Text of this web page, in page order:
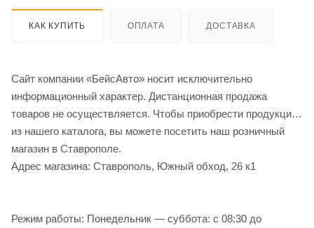
КАК КУПИТЬ ОПЛАТА ДОСТАВКА
Сайт компании «БейсАвто» носит исключительно
информационный характер. Дистанционная продажа
товаров не осуществляется. Чтобы приобрести продукцию
из нашего каталога, вы можете посетить наш розничный
магазин в Ставрополе.
Адрес магазина: Ставрополь, Южный обход, 26 к1
Режим работы: Понедельник — суббота: с 08:30 до